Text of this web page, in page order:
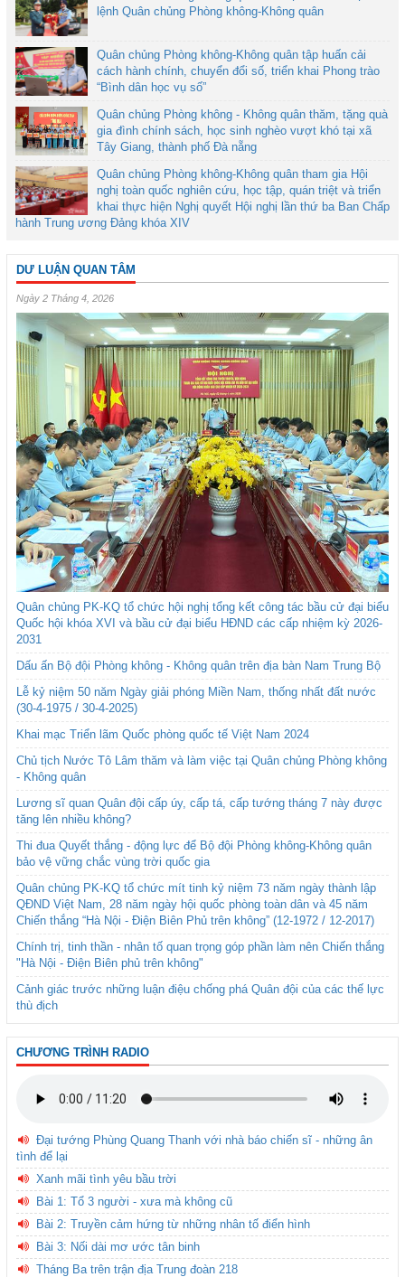
lệnh Quân chủng Phòng không-Không quân
Quân chủng Phòng không-Không quân tập huấn cải
cách hành chính, chuyển đổi số, triển khai Phong trào
“Bình dân học vụ số”
Quân chủng Phòng không - Không quân thăm, tặng quà
gia đình chính sách, học sinh nghèo vượt khó tại xã
Tây Giang, thành phố Đà nẵng
Quân chủng Phòng không-Không quân tham gia Hội
nghị toàn quốc nghiên cứu, học tập, quán triệt và triển
khai thực hiện Nghị quyết Hội nghị lần thứ ba Ban Chấp
hành Trung ương Đảng khóa XIV
DƯ LUẬN QUAN TÂM
Ngày 2 Tháng 4, 2026
Quân chủng PK-KQ tổ chức hội nghị tổng kết công tác bầu cử đại biểu
Quốc hội khóa XVI và bầu cử đại biểu HĐND các cấp nhiệm kỳ 2026-
2031
Dấu ấn Bộ đội Phòng không - Không quân trên địa bàn Nam Trung Bộ
Lễ kỷ niệm 50 năm Ngày giải phóng Miền Nam, thống nhất đất nước
(30-4-1975 / 30-4-2025)
Khai mạc Triển lãm Quốc phòng quốc tế Việt Nam 2024
Chủ tịch Nước Tô Lâm thăm và làm việc tại Quân chủng Phòng không
- Không quân
Lương sĩ quan Quân đội cấp úy, cấp tá, cấp tướng tháng 7 này được
tăng lên nhiều không?
Thi đua Quyết thắng - động lực để Bộ đội Phòng không-Không quân
bảo vệ vững chắc vùng trời quốc gia
Quân chủng PK-KQ tổ chức mít tinh kỷ niệm 73 năm ngày thành lập
QĐND Việt Nam, 28 năm ngày hội quốc phòng toàn dân và 45 năm
Chiến thắng “Hà Nội - Điện Biên Phủ trên không” (12-1972 / 12-2017)
Chính trị, tinh thần - nhân tố quan trọng góp phần làm nên Chiến thắng
"Hà Nội - Điện Biên phủ trên không"
Cảnh giác trước những luận điệu chống phá Quân đội của các thế lực
thù địch
CHƯƠNG TRÌNH RADIO
Đại tướng Phùng Quang Thanh với nhà báo chiến sĩ - những ân
tình để lại
Xanh mãi tình yêu bầu trời
Bài 1: Tổ 3 người - xưa mà không cũ
Bài 2: Truyền cảm hứng từ những nhân tố điển hình
Bài 3: Nối dài mơ ước tân binh
Tháng Ba trên trận địa Trung đoàn 218